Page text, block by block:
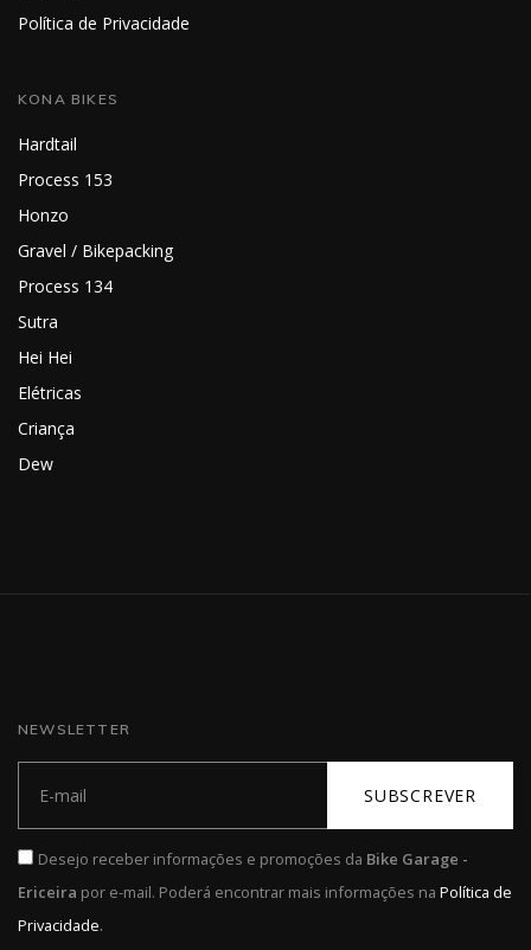
Política de Privacidade
KONA BIKES
Hardtail
Process 153
Honzo
Gravel / Bikepacking
Process 134
Sutra
Hei Hei
Elétricas
Criança
Dew
NEWSLETTER
SUBSCREVER
Desejo receber informações e promoções da Bike Garage -
Ericeira por e-mail. Poderá encontrar mais informações na Política de
Privacidade.